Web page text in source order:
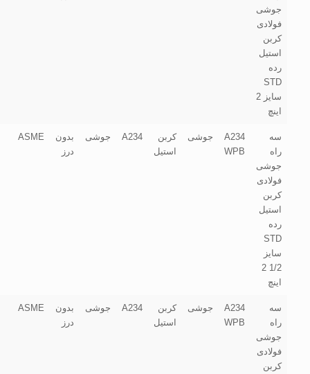
جوشی
فولادی
کربن
استیل
رده
STD
سایز 2
اینچ
سه
راه
جوشی
فولادی
کربن
استیل
رده
STD
سایز
1/2 2
اینچ
A234
WPB
جوشی
کربن
استیل
A234 جوشی
بدون
درز
ASME
سه
راه
جوشی
فولادی
کربن
A234
WPB
جوشی
کربن
استیل
A234 جوشی
بدون
درز
ASME